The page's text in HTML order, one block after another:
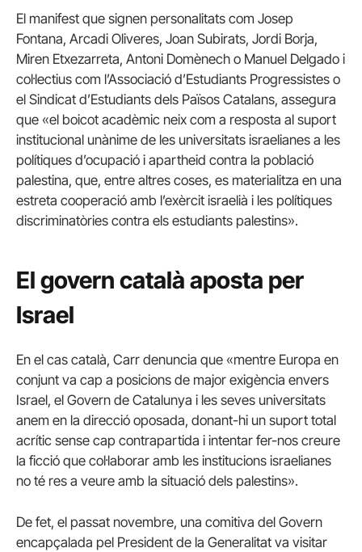
El manifest que signen personalitats com Josep
Fontana, Arcadi Oliveres, Joan Subirats, Jordi Borja,
Miren Etxezarreta, Antoni Domènech o Manuel Delgado i
col·lectius com l’Associació d’Estudiants Progressistes o
el Sindicat d’Estudiants dels Països Catalans, assegura
que «el boicot acadèmic neix com a resposta al suport
institucional unànime de les universitats israelianes a les
polítiques d’ocupació i apartheid contra la població
palestina, que, entre altres coses, es materialitza en una
estreta cooperació amb l’exèrcit israelià i les polítiques
discriminatòries contra els estudiants palestins».
El govern català aposta per
Israel
En el cas català, Carr denuncia que «mentre Europa en
conjunt va cap a posicions de major exigència envers
Israel, el Govern de Catalunya i les seves universitats
anem en la direcció oposada, donant-hi un suport total
acrític sense cap contrapartida i intentar fer-nos creure
la ficció que col·laborar amb les institucions israelianes
no té res a veure amb la situació dels palestins».
De fet, el passat novembre, una comitiva del Govern
encapçalada pel President de la Generalitat va visitar